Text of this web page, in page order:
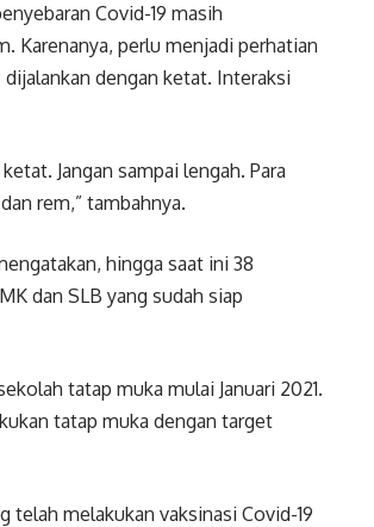
Covid-19 masih
Karenanya, perlu menjadi perhatian
dengan ketat. Interaksi
Jangan sampai lengah. Para
rem,” tambahnya.
hingga saat ini 38
dan SLB yang sudah siap
tatap muka mulai Januari 2021.
tatap muka dengan target
telah melakukan vaksinasi Covid-19